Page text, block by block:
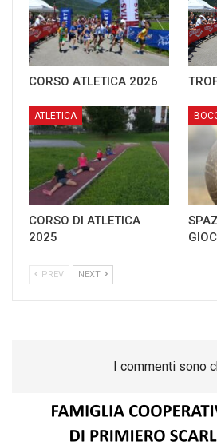
CORSO ATLETICA 2026
ATLETICA
CORSO DI ATLETICA
2025
PREV NEXT
I commenti sono